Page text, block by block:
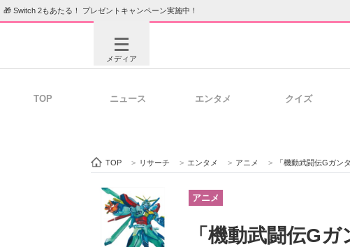
🎁 Switch 2もあたる！ プレゼントキャンペーン実施中！
メディア
ビジネスと働き方のヒント
TOP ニュース エンタメ クイズ
TOP > リサーチ > エンタメ > アニメ > 「機動武闘伝Gガンダム」で
アニメ
「機動武闘伝G